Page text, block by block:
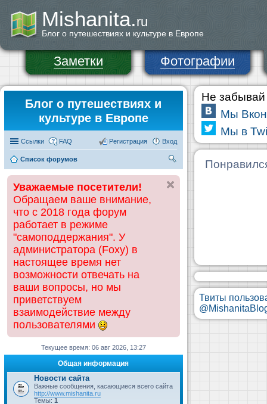
Mishanita.ru
Блог о путешествиях и культуре в Европе
Заметки Фотографии
Блог о путешествиях и
культуре в Европе
Ссылки FAQ Вход
Регистрация
Список форумов
ск
Уважаемые посетители!
Обращаем ваше внимание,
что с 2018 года форум
работает в режиме
"самоподдержания". У
администратора (Foxy) в
настоящее время нет
возможности отвечать на
ваши вопросы, но мы
приветствуем
взаимодействие между
пользователями
Текущее время: 06 авг 2026, 13:27
Общая информация
Новости сайта
Важные сообщения, касающиеся всего сайта
http://www.mishanita.ru
Темы: 1
Не забывай
Мы
Мы в
Твиты